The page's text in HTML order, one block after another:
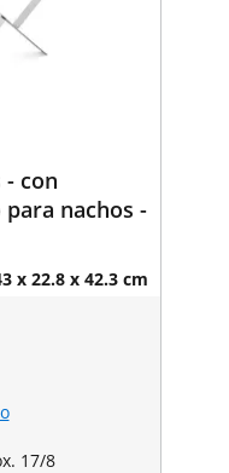
- con
nachos -
x 22.8 x 42.3 cm
17/8